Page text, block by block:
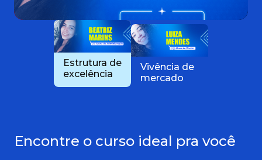
Estrutura de
excelência
Vivência de
mercado
Encontre o curso ideal pra você